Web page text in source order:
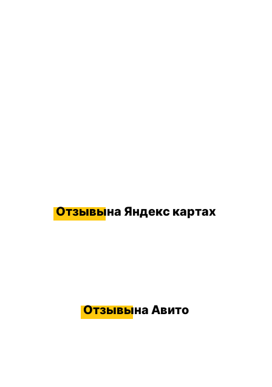
Отзывына Яндекс картах
Отзывына Авито